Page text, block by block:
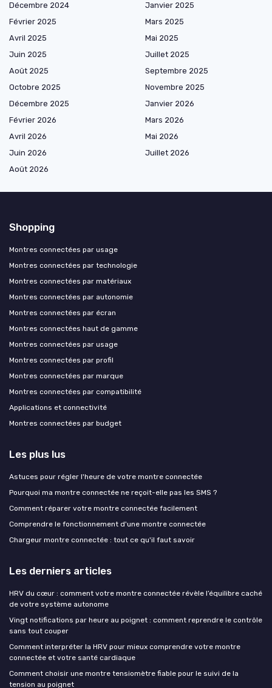
Décembre 2024
Janvier 2025
Février 2025
Mars 2025
Avril 2025
Mai 2025
Juin 2025
Juillet 2025
Août 2025
Septembre 2025
Octobre 2025
Novembre 2025
Décembre 2025
Janvier 2026
Février 2026
Mars 2026
Avril 2026
Mai 2026
Juin 2026
Juillet 2026
Août 2026
Shopping
Montres connectées par usage
Montres connectées par technologie
Montres connectées par matériaux
Montres connectées par autonomie
Montres connectées par écran
Montres connectées haut de gamme
Montres connectées par usage
Montres connectées par profil
Montres connectées par marque
Montres connectées par compatibilité
Applications et connectivité
Montres connectées par budget
Les plus lus
Astuces pour régler l'heure de votre montre connectée
Pourquoi ma montre connectée ne reçoit-elle pas les SMS ?
Comment réparer votre montre connectée facilement
Comprendre le fonctionnement d'une montre connectée
Chargeur montre connectée : tout ce qu'il faut savoir
Les derniers articles
HRV du cœur : comment votre montre connectée révèle l’équilibre caché
de votre système autonome
Vingt notifications par heure au poignet : comment reprendre le contrôle
sans tout couper
Comment interpréter la HRV pour mieux comprendre votre montre
connectée et votre santé cardiaque
Comment choisir une montre tensiomètre fiable pour le suivi de la
tension au poignet